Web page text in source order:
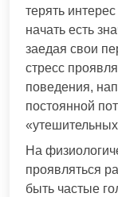
терять
начать есть
заедая свои
стресс
поведения,
постоянной
На
проявляться
быть частые